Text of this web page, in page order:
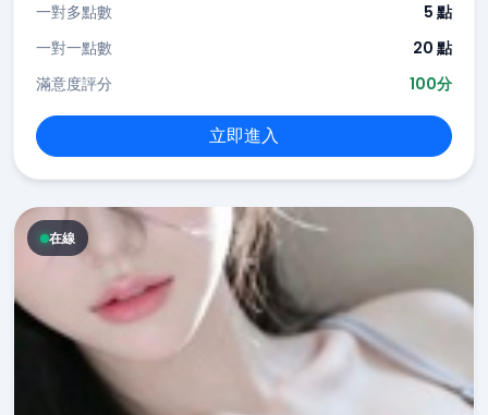
一對多點數
5 點
一對一點數
20 點
滿意度評分
100分
立即進入
在線